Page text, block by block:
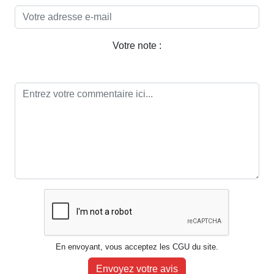
Votre note :
En envoyant, vous acceptez les CGU du site.
Envoyez votre avis